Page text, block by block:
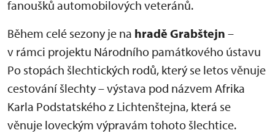
fanoušků automobilových veteránů.
Během celé sezony je na hradě Grabštejn –
v rámci projektu Národního památkového ústavu
Po stopách šlechtických rodů, který se letos věnuje
cestování šlechty – výstava pod názvem Afrika
Karla Podstatského z Lichtenštejna, která se
věnuje loveckým výpravám tohoto šlechtice.